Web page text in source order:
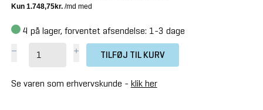
4 på lager, forventet afsendelse: 1-3 dage
TILFØJ TIL KURV
Se varen som erhvervskunde - klik her